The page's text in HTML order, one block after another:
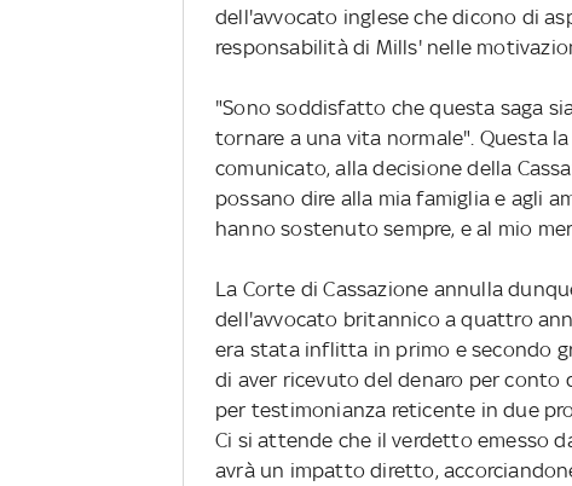
dell'avvocato inglese che dicono di
responsabilità di Mills' nelle
"Sono soddisfatto che questa saga
tornare a una vita normale". Questa
comunicato, alla decisione della
possano dire alla mia famiglia e agli
hanno sostenuto sempre, e al mio
La Corte di Cassazione annulla
dell'avvocato britannico a quattro
era stata inflitta in primo e secondo
di aver ricevuto del denaro per conto
per testimonianza reticente in due
Ci si attende che il verdetto emesso
avrà un impatto diretto,